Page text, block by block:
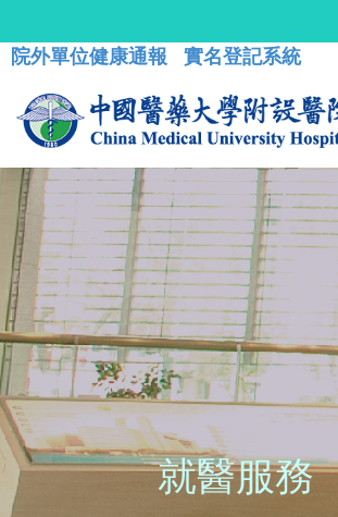
院外單位健康通報 實名登記系統
就醫服務